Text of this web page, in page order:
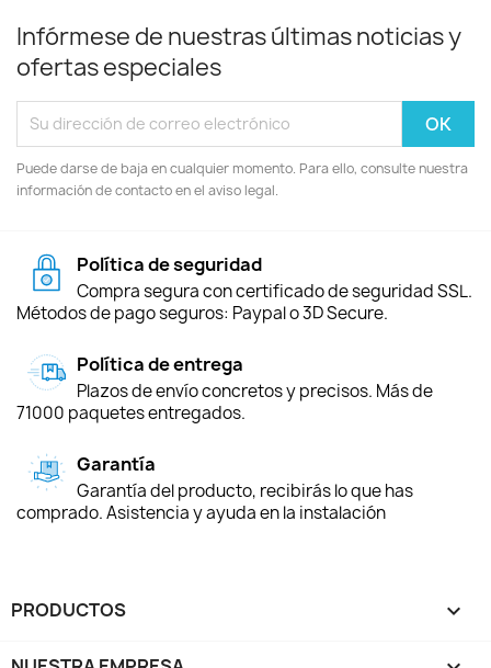
Infórmese de nuestras últimas noticias y
ofertas especiales
Puede darse de baja en cualquier momento. Para ello, consulte nuestra
información de contacto en el aviso legal.
Política de seguridad
Compra segura con certificado de seguridad SSL.
Métodos de pago seguros: Paypal o 3D Secure.
Política de entrega
Plazos de envío concretos y precisos. Más de
71000 paquetes entregados.
Garantía
Garantía del producto, recibirás lo que has
comprado. Asistencia y ayuda en la instalación
PRODUCTOS 